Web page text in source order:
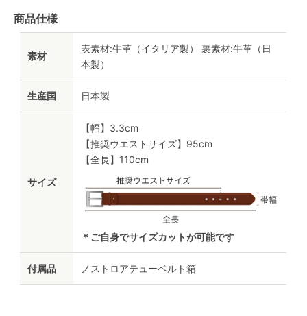
商品仕様
素材
表素材:牛革（イタリア製） 裏素材:牛革（日
本製）
生産国 日本製
サイズ
【幅】3.3cm
【推奨ウエストサイズ】95cm
【全長】110cm
＊ご自身でサイズカットが可能です
付属品 ノストロアテューベルト箱